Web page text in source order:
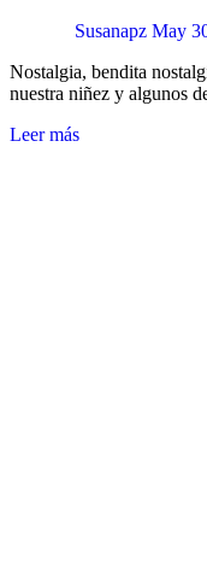
Susanapz May
Nostalgia, bendita
nuestra niñez y algunos
Leer más